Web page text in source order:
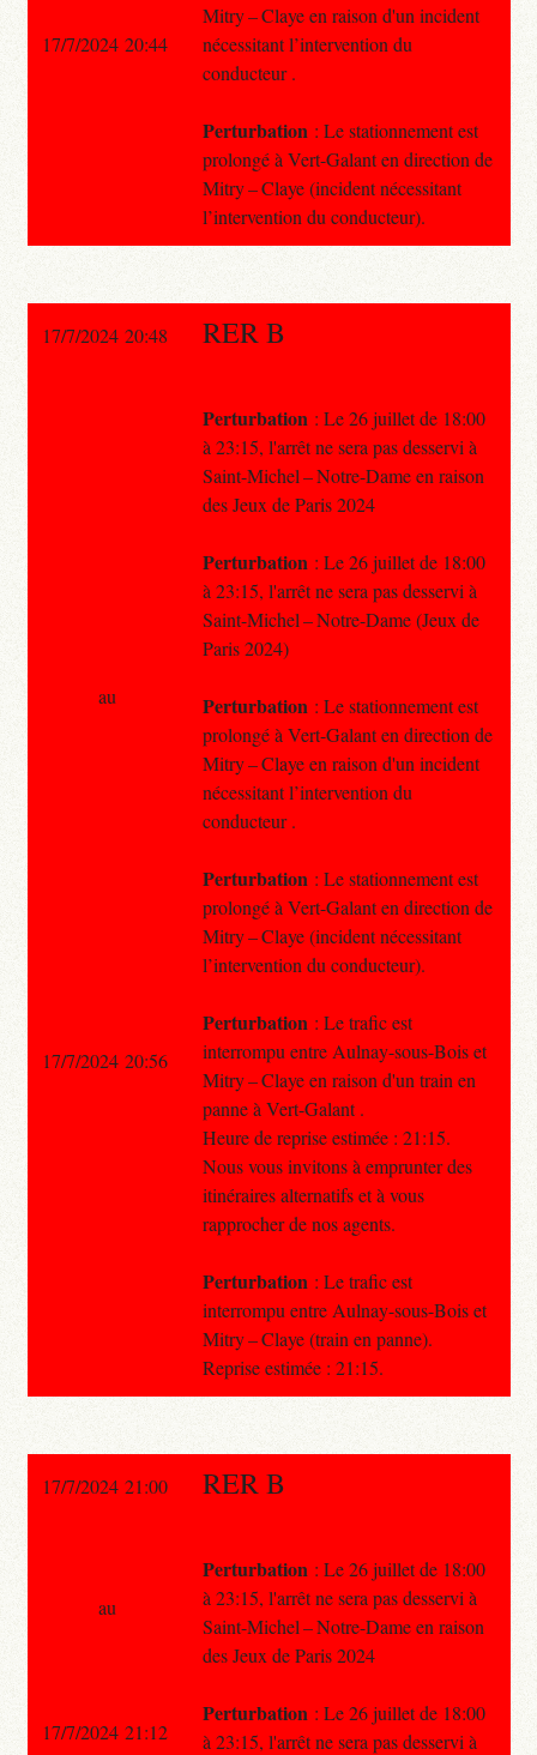
Mitry – Claye en raison d'un incident
nécessitant l’intervention du
conducteur .
Perturbation : Le stationnement est
prolongé à Vert-Galant en direction de
Mitry – Claye (incident nécessitant
l’intervention du conducteur).
17/7/2024 20:44
17/7/2024 20:48 RER B
Perturbation : Le 26 juillet de 18:00
à 23:15, l'arrêt ne sera pas desservi à
Saint-Michel – Notre-Dame en raison
des Jeux de Paris 2024
Perturbation : Le 26 juillet de 18:00
à 23:15, l'arrêt ne sera pas desservi à
Saint-Michel – Notre-Dame (Jeux de
Paris 2024)
Perturbation : Le stationnement est
prolongé à Vert-Galant en direction de
Mitry – Claye en raison d'un incident
nécessitant l’intervention du
conducteur .
Perturbation : Le stationnement est
prolongé à Vert-Galant en direction de
Mitry – Claye (incident nécessitant
l’intervention du conducteur).
Perturbation : Le trafic est
interrompu entre Aulnay-sous-Bois et
Mitry – Claye en raison d'un train en
panne à Vert-Galant .
Heure de reprise estimée : 21:15.
Nous vous invitons à emprunter des
itinéraires alternatifs et à vous
rapprocher de nos agents.
Perturbation : Le trafic est
interrompu entre Aulnay-sous-Bois et
Mitry – Claye (train en panne).
Reprise estimée : 21:15.
au
17/7/2024 20:56
17/7/2024 21:00 RER B
Perturbation : Le 26 juillet de 18:00
à 23:15, l'arrêt ne sera pas desservi à
Saint-Michel – Notre-Dame en raison
des Jeux de Paris 2024
Perturbation : Le 26 juillet de 18:00
à 23:15, l'arrêt ne sera pas desservi à
au
17/7/2024 21:12